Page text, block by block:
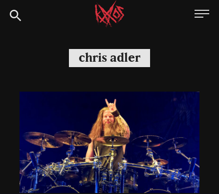
Siirry
suoraan
Kaaoszine
chris adler